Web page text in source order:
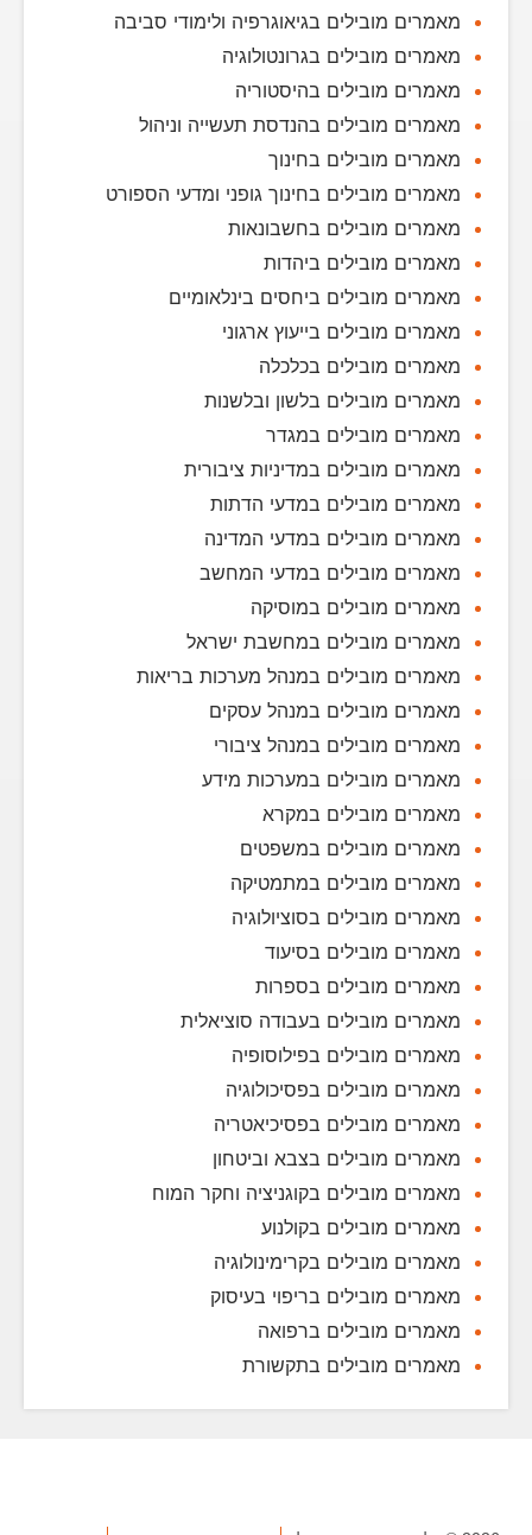
מאמרים מובילים בגיאוגרפיה ולימודי סביבה
מאמרים מובילים בגרונטולוגיה
מאמרים מובילים בהיסטוריה
מאמרים מובילים בהנדסת תעשייה וניהול
מאמרים מובילים בחינוך
מאמרים מובילים בחינוך גופני ומדעי הספורט
מאמרים מובילים בחשבונאות
מאמרים מובילים ביהדות
מאמרים מובילים ביחסים בינלאומיים
מאמרים מובילים בייעוץ ארגוני
מאמרים מובילים בכלכלה
מאמרים מובילים בלשון ובלשנות
מאמרים מובילים במגדר
מאמרים מובילים במדיניות ציבורית
מאמרים מובילים במדעי הדתות
מאמרים מובילים במדעי המדינה
מאמרים מובילים במדעי המחשב
מאמרים מובילים במוסיקה
מאמרים מובילים במחשבת ישראל
מאמרים מובילים במנהל מערכות בריאות
מאמרים מובילים במנהל עסקים
מאמרים מובילים במנהל ציבורי
מאמרים מובילים במערכות מידע
מאמרים מובילים במקרא
מאמרים מובילים במשפטים
מאמרים מובילים במתמטיקה
מאמרים מובילים בסוציולוגיה
מאמרים מובילים בסיעוד
מאמרים מובילים בספרות
מאמרים מובילים בעבודה סוציאלית
מאמרים מובילים בפילוסופיה
מאמרים מובילים בפסיכולוגיה
מאמרים מובילים בפסיכיאטריה
מאמרים מובילים בצבא וביטחון
מאמרים מובילים בקוגניציה וחקר המוח
מאמרים מובילים בקולנוע
מאמרים מובילים בקרימינולוגיה
מאמרים מובילים בריפוי בעיסוק
מאמרים מובילים ברפואה
מאמרים מובילים בתקשורת